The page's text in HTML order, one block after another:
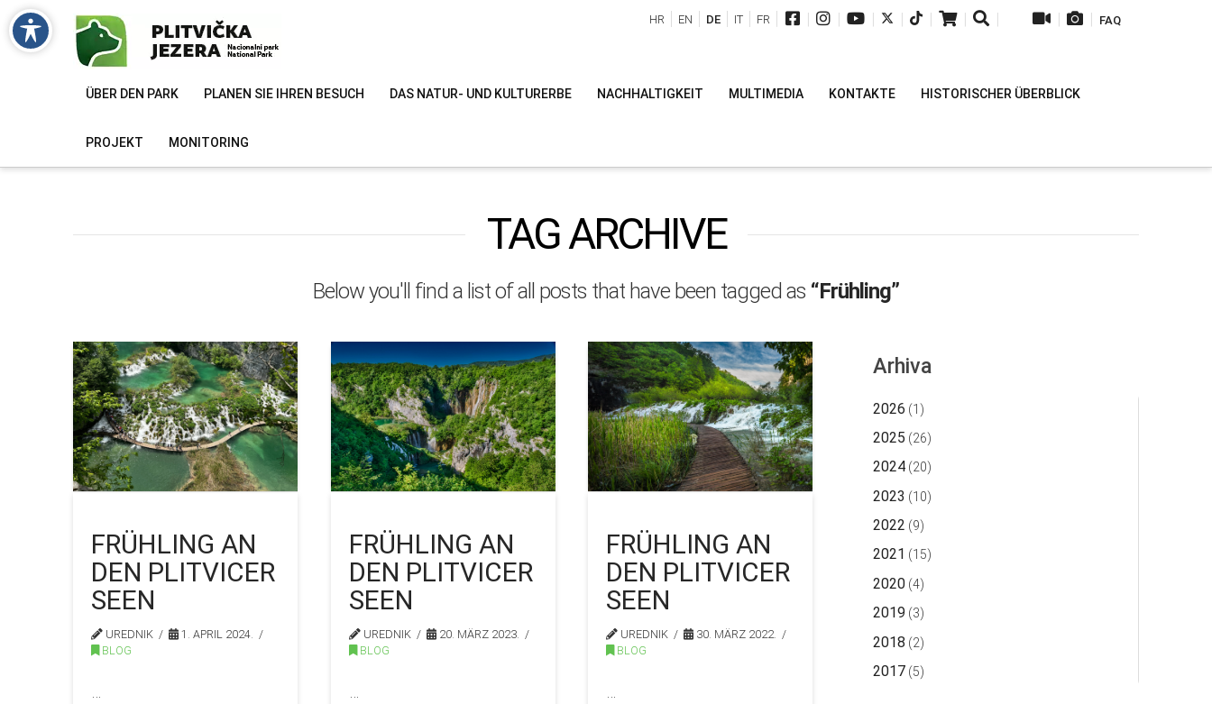
| | | | | | | | | FAQ
HR EN DE IT FR
ÜBER DEN PARK PLANEN SIE IHREN BESUCH DAS NATUR- UND KULTURERBE NACHHALTIGKEIT MULTIMEDIA KONTAKTE HISTORISCHER ÜBERBLICK
PROJEKT MONITORING
TAG ARCHIVE
Below you'll find a list of all posts that have been tagged as “Frühling”
FRÜHLING AN
DEN PLITVICER
SEEN
UREDNIK
1. APRIL 2024.
BLOG
…
FRÜHLING AN
DEN PLITVICER
SEEN
UREDNIK
20. MÄRZ 2023.
BLOG
…
FRÜHLING AN
DEN PLITVICER
SEEN
UREDNIK
30. MÄRZ 2022.
BLOG
…
Arhiva
2026 (1)
2025 (26)
2024 (20)
2023 (10)
2022 (9)
2021 (15)
2020 (4)
2019 (3)
2018 (2)
2017 (5)